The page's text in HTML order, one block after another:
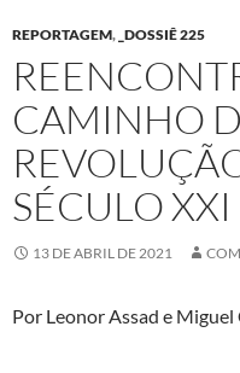
REPORTAGEM, _DOSSIÊ 225
CAMINHO
SÉCULO XXI
13 DE ABRIL DE 2021
Por Leonor Assad e Miguel